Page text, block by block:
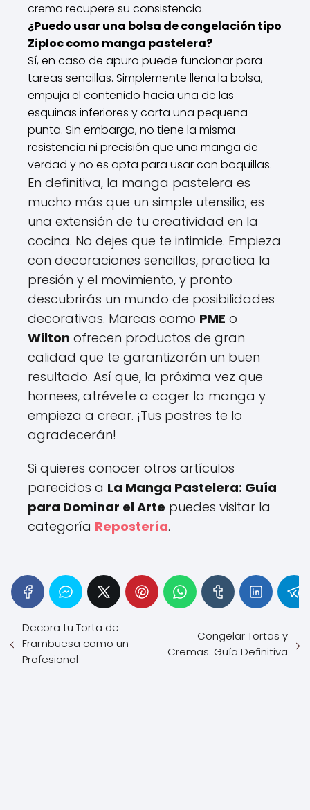
crema recupere su consistencia.
¿Puedo usar una bolsa de congelación tipo
Ziploc como manga pastelera?
Sí, en caso de apuro puede funcionar para
tareas sencillas. Simplemente llena la bolsa,
empuja el contenido hacia una de las
esquinas inferiores y corta una pequeña
punta. Sin embargo, no tiene la misma
resistencia ni precisión que una manga de
verdad y no es apta para usar con boquillas.
En definitiva, la manga pastelera es
mucho más que un simple utensilio; es
una extensión de tu creatividad en la
cocina. No dejes que te intimide. Empieza
con decoraciones sencillas, practica la
presión y el movimiento, y pronto
descubrirás un mundo de posibilidades
decorativas. Marcas como PME o
Wilton ofrecen productos de gran
calidad que te garantizarán un buen
resultado. Así que, la próxima vez que
hornees, atrévete a coger la manga y
empieza a crear. ¡Tus postres te lo
agradecerán!
Si quieres conocer otros artículos
parecidos a La Manga Pastelera: Guía
para Dominar el Arte puedes visitar la
categoría Repostería.
Decora tu Torta de
Frambuesa como un
Profesional
Congelar Tortas y
Cremas: Guía Definitiva